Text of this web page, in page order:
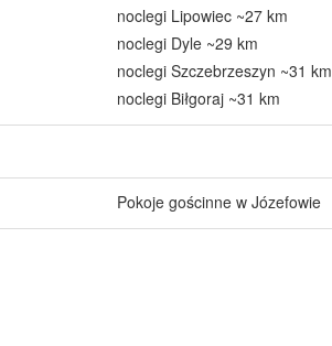
noclegi Lipowiec ~27 km
noclegi Dyle ~29 km
noclegi Szczebrzeszyn ~31 km
noclegi Biłgoraj ~31 km
Pokoje gościnne w Józefowie